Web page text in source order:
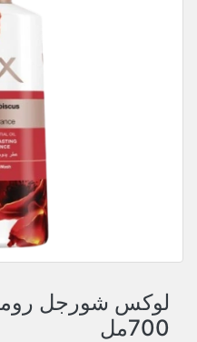
لوكس شورجل
700مل